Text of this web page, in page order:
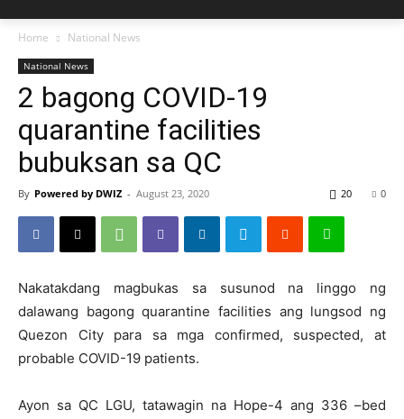
Home National News
National News
2 bagong COVID-19
quarantine facilities
bubuksan sa QC
By Powered by DWIZ - August 23, 2020 0
20
Nakatakdang magbukas sa susunod na linggo ng
dalawang bagong quarantine facilities ang lungsod ng
Quezon City para sa mga confirmed, suspected, at
probable COVID-19 patients.
Ayon sa QC LGU, tatawagin na Hope-4 ang 336 –bed